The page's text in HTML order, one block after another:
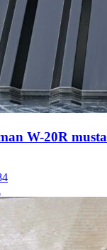
W-20R musta